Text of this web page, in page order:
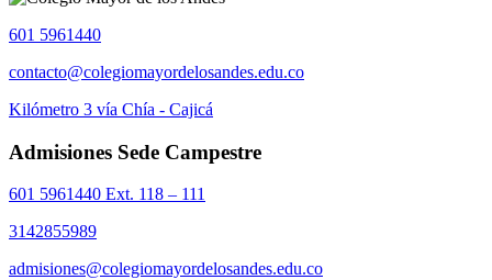
601 5961440
contacto@colegiomayordelosandes.edu.co
Kilómetro 3 vía Chía - Cajicá
Admisiones Sede Campestre
601 5961440 Ext. 118 – 111
3142855989
admisiones@colegiomayordelosandes.edu.co